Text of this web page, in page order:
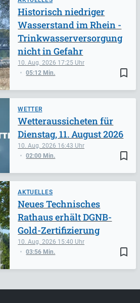
bookmark_border
10. Aug. 2026 17:25
05:12 Min.
Historisch niedriger
Wasserstand im Rhein -
Trinkwasserversorgung
nicht in Gefahr
WETTER
bookmark_border
10. Aug. 2026 16:43
02:00 Min.
Wetteraussicheten für
Dienstag, 11. August 2026
AKTUELLES
bookmark_border
10. Aug. 2026 15:40
03:56 Min.
Neues Technisches
Rathaus erhält DGNB-
Gold-Zertifizierung